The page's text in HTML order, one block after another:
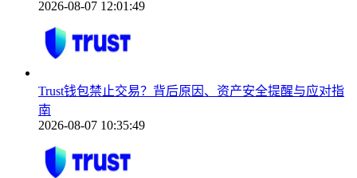
2026-08-07 12:01:49
Trust钱包禁止交易？背后原因、资产安全提醒与应对指
南
2026-08-07 10:35:49